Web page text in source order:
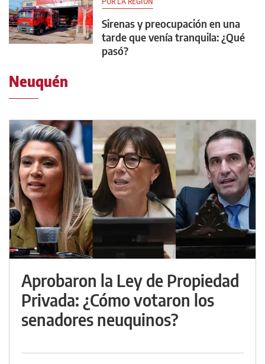
Sirenas y preocupación en una
tarde que venía tranquila: ¿Qué
pasó?
Neuquén
Aprobaron la Ley de Propiedad
Privada: ¿Cómo votaron los
senadores neuquinos?